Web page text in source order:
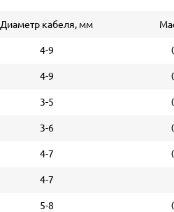
Диаметр кабеля, мм
4-9
4-9
3-5
3-6
4-7
4-7
5-8